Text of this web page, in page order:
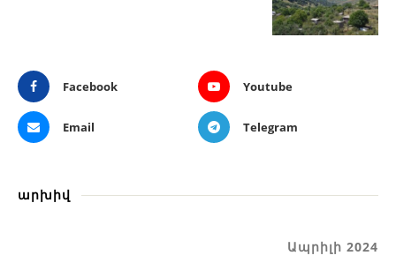
Facebook Youtube
Email Telegram
արխիվ
Ապրիլի 2024